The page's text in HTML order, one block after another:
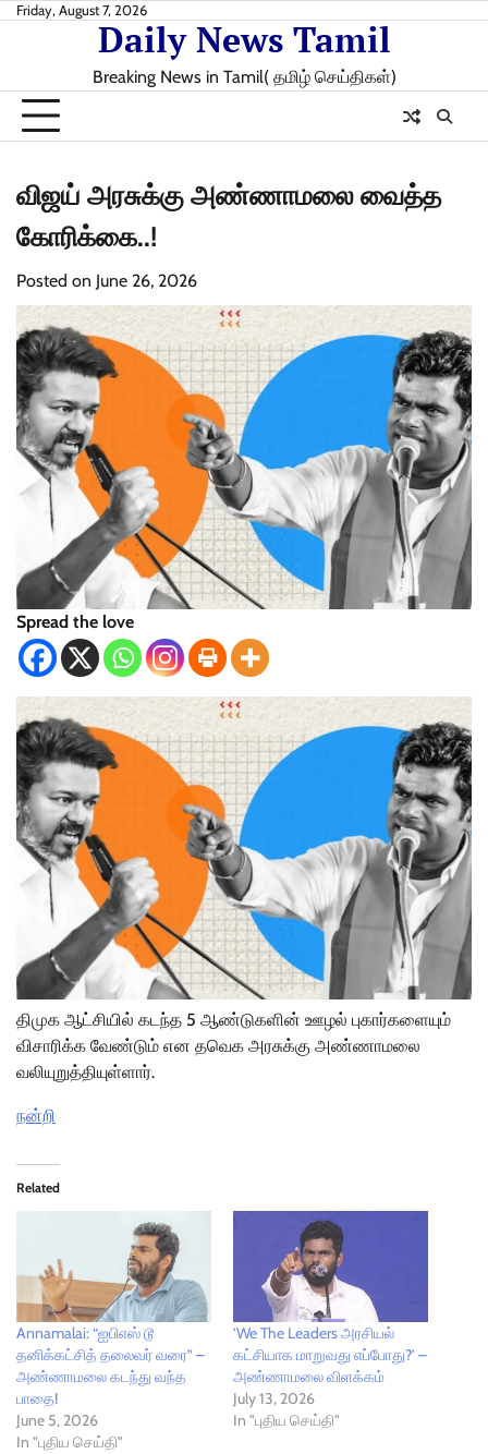
SkipFriday, August 7, 2026
Daily News Tamil
Breaking News in Tamil( தமிழ் செய்திகள்)
விஜய் அரசுக்கு அண்ணாமலை வைத்த
கோரிக்கை..!
Posted on June 26, 2026
Spread the love
திமுக ஆட்சியில் கடந்த 5 ஆண்டுகளின் ஊழல் புகார்களையும்
விசாரிக்க வேண்டும் என தவெக அரசுக்கு அண்ணாமலை
வலியுறுத்தியுள்ளார்.
நன்றி
Related
Annamalai: “ஐபிஎஸ் டூ
தனிக்கட்சித் தலைவர் வரை” –
அண்ணாமலை கடந்து வந்த
பாதை!
June 5, 2026
In "புதிய செய்தி"
’We The Leaders அரசியல்
கட்சியாக மாறுவது எப்போது?’ –
அண்ணாமலை விளக்கம்
July 13, 2026
In "புதிய செய்தி"